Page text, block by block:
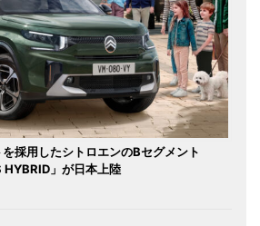
採用したシトロエンのBセグメント
」が日本上陸